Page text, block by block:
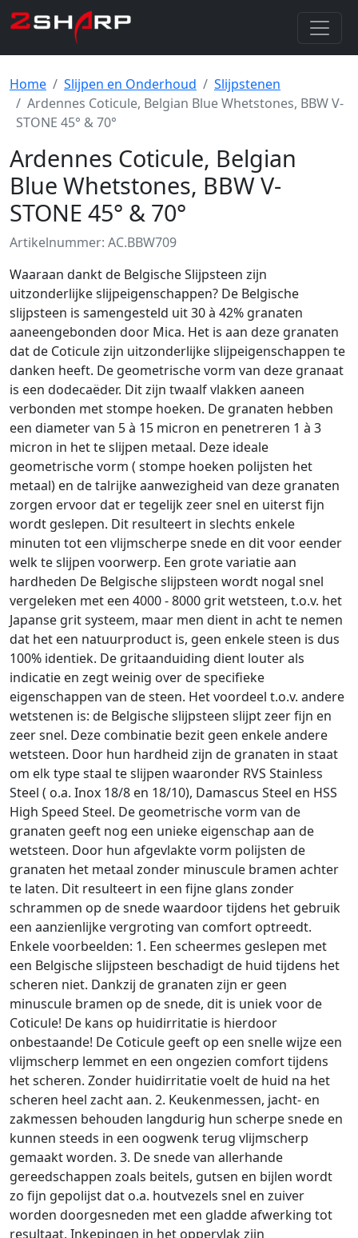
Home Slijpen en Onderhoud
Slijpstenen
Ardennes Coticule, Belgian Blue Whetstones, BBW V-
STONE 45° & 70°
Ardennes Coticule, Belgian
Blue Whetstones, BBW V-
STONE 45° & 70°
Artikelnummer: AC.BBW709
Waaraan dankt de Belgische Slijpsteen zijn
uitzonderlijke slijpeigenschappen? De Belgische
slijpsteen is samengesteld uit 30 à 42% granaten
aaneengebonden door Mica. Het is aan deze granaten
dat de Coticule zijn uitzonderlijke slijpeigenschappen te
danken heeft. De geometrische vorm van deze granaat
is een dodecaëder. Dit zijn twaalf vlakken aaneen
verbonden met stompe hoeken. De granaten hebben
een diameter van 5 à 15 micron en penetreren 1 à 3
micron in het te slijpen metaal. Deze ideale
geometrische vorm ( stompe hoeken polijsten het
metaal) en de talrijke aanwezigheid van deze granaten
zorgen ervoor dat er tegelijk zeer snel en uiterst fijn
wordt geslepen. Dit resulteert in slechts enkele
minuten tot een vlijmscherpe snede en dit voor eender
welk te slijpen voorwerp. Een grote variatie aan
hardheden De Belgische slijpsteen wordt nogal snel
vergeleken met een 4000 - 8000 grit wetsteen, t.o.v. het
Japanse grit systeem, maar men dient in acht te nemen
dat het een natuurproduct is, geen enkele steen is dus
100% identiek. De gritaanduiding dient louter als
indicatie en zegt weinig over de specifieke
eigenschappen van de steen. Het voordeel t.o.v. andere
wetstenen is: de Belgische slijpsteen slijpt zeer fijn en
zeer snel. Deze combinatie bezit geen enkele andere
wetsteen. Door hun hardheid zijn de granaten in staat
om elk type staal te slijpen waaronder RVS Stainless
Steel ( o.a. Inox 18/8 en 18/10), Damascus Steel en HSS
High Speed Steel. De geometrische vorm van de
granaten geeft nog een unieke eigenschap aan de
wetsteen. Door hun afgevlakte vorm polijsten de
granaten het metaal zonder minuscule bramen achter
te laten. Dit resulteert in een fijne glans zonder
schrammen op de snede waardoor tijdens het gebruik
een aanzienlijke vergroting van comfort optreedt.
Enkele voorbeelden: 1. Een scheermes geslepen met
een Belgische slijpsteen beschadigt de huid tijdens het
scheren niet. Dankzij de granaten zijn er geen
minuscule bramen op de snede, dit is uniek voor de
Coticule! De kans op huidirritatie is hierdoor
onbestaande! De Coticule geeft op een snelle wijze een
vlijmscherp lemmet en een ongezien comfort tijdens
het scheren. Zonder huidirritatie voelt de huid na het
scheren heel zacht aan. 2. Keukenmessen, jacht- en
zakmessen behouden langdurig hun scherpe snede en
kunnen steeds in een oogwenk terug vlijmscherp
gemaakt worden. 3. De snede van allerhande
gereedschappen zoals beitels, gutsen en bijlen wordt
zo fijn gepolijst dat o.a. houtvezels snel en zuiver
worden doorgesneden met een gladde afwerking tot
resultaat. Inkepingen in het oppervlak zijn